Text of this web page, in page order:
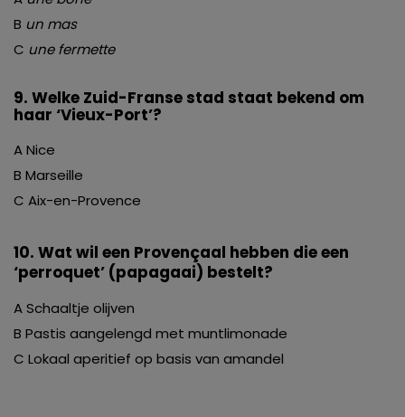
B un mas
C une fermette
9. Welke Zuid-Franse stad staat bekend om
haar ‘Vieux-Port’?
A Nice
B Marseille
C Aix-en-Provence
10. Wat wil een Provençaal hebben die een
‘perroquet’ (papagaai) bestelt?
A Schaaltje olijven
B Pastis aangelengd met muntlimonade
C Lokaal aperitief op basis van amandel